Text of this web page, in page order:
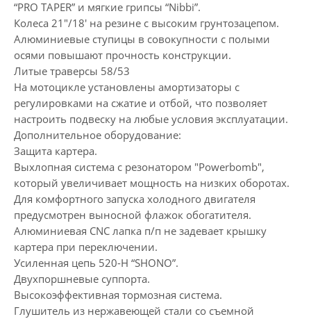
“PRO TAPER” и мягкие грипсы “Nibbi”.
Колеса 21"/18' на резине с высоким грунтозацепом.
Алюминиевые ступицы в совокупности с полыми
осями повышают прочность конструкции.
Литые траверсы 58/53
На мотоцикле установлены амортизаторы с
регулировками на сжатие и отбой, что позволяет
настроить подвеску на любые условия эксплуатации.
Дополнительное оборудование:
Защита картера.
Выхлопная система с резонатором "Рowerbomb",
который увеличивает мощность на низких оборотах.
Для комфортного запуска холодного двигателя
предусмотрен выносной флажок обогатителя.
Алюминиевая CNC лапка п/п не задевает крышку
картера при переключении.
Усиленная цепь 520-H “SHONO”.
Двухпоршневые суппорта.
Высокоэффективная тормозная система.
Глушитель из нержавеющей стали со съемной